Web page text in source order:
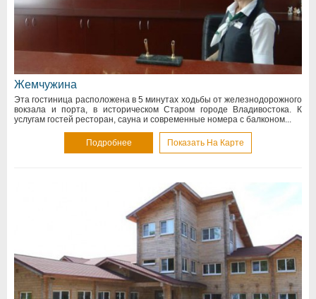
Жемчужина
Эта гостиница расположена в 5 минутах ходьбы от железнодорожного
вокзала и порта, в историческом Старом городе Владивостока. К
услугам гостей ресторан, сауна и современные номера с балконом...
Подробнее Показать На Карте